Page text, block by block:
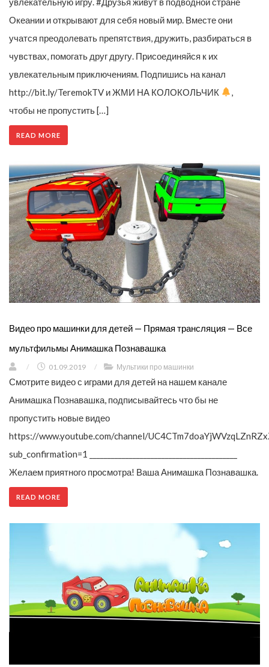
Океании и открывают для себя новый мир. Вместе они
учатся преодолевать препятствия, дружить, разбираться в
чувствах, помогать друг другу. Присоединяйся к их
увлекательным приключениям. Подпишись на канал
http://bit.ly/TeremokTV и ЖМИ НА КОЛОКОЛЬЧИК
чтобы не пропустить […]
READ MORE
Видео про машинки для детей — Прямая трансляция — Все
мультфильмы Анимашка Познавашка
/ 01.09.2019 / Мультики про машинки
Смотрите видео с играми для детей на нашем канале
Анимашка Познавашка, подписывайтесь что бы не
пропустить новые видео
https://www.youtube.com/channel/
sub_confirmation=1 _________________________________________
Желаем приятного просмотра! Ваша Анимашка Познавашка.
READ MORE